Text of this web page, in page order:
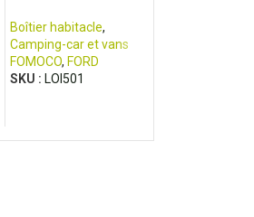
Transit (2013 -
2017)
Boîtier habitacle,
Camping-car et vans
FOMOCO, FORD
SKU : LOI501